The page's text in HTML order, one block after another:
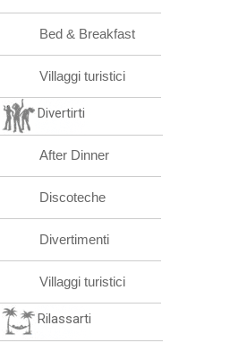
Bed & Breakfast
Villaggi turistici
Divertirti
After Dinner
Discoteche
Divertimenti
Villaggi turistici
Rilassarti